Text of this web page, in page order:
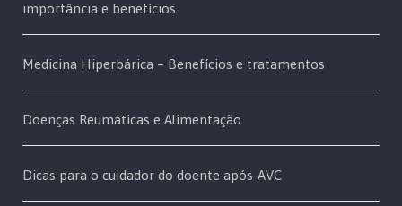
importância e benefícios
Medicina Hiperbárica – Benefícios e tratamentos
Doenças Reumáticas e Alimentação
Dicas para o cuidador do doente após-AVC